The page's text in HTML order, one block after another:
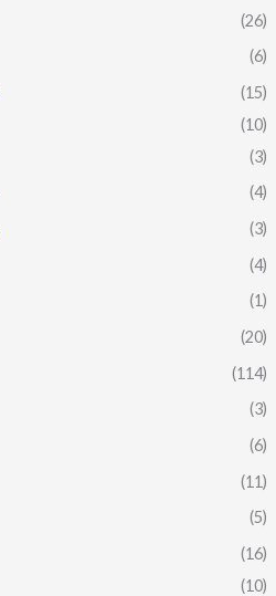
(26)
(6)
(15)
(10)
(3)
(4)
(3)
(4)
(1)
(20)
(114)
(3)
(6)
(11)
(5)
(16)
(10)